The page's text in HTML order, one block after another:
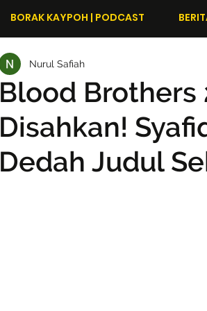
BORAK KAYPOH | PODCAST
Blood Brothers
Disahkan!
Dedah Judul
Nurul Safiah